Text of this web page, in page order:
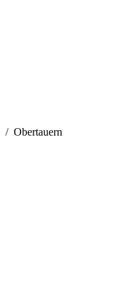
/ Obertauern